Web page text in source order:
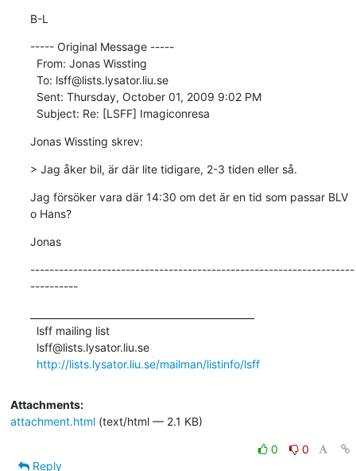
B-L
----- Original Message -----
  Subject: Re: [LSFF] Imagiconresa
Jonas Wissting skrev:
> Jag åker bil, är där lite tidigare, 2-3 tiden eller så.
Jag försöker vara där 14:30 om det är en tid som passar BLV
o Hans?
Jonas
--------------------------------------------------------------------
----------
http://lists.lysator.liu.se/mailman/listinfo/lsff
Attachments:
attachment.html(text/html — 2.1 KB)
0
0
Reply